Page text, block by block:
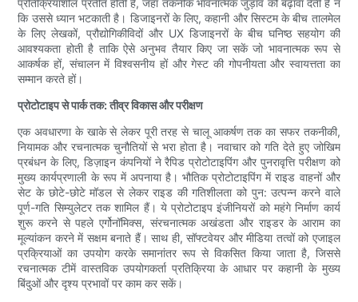
प्रतिक्रियाशील प्रतीत होती है, जहां तकनीक भावनात्मक जुड़ाव को बढ़ावा देती है न
कि उससे ध्यान भटकाती है। डिजाइनरों के लिए, कहानी और सिस्टम के बीच तालमेल
के लिए लेखकों, प्रौद्योगिकीविदों और UX डिजाइनरों के बीच घनिष्ठ सहयोग की
आवश्यकता होती है ताकि ऐसे अनुभव तैयार किए जा सकें जो भावनात्मक रूप से
आकर्षक हों, संचालन में विश्वसनीय हों और गेस्ट की गोपनीयता और स्वायत्तता का
सम्मान करते हों।
प्रोटोटाइप से पार्क तक: तीव्र विकास और परीक्षण
एक अवधारणा के खाके से लेकर पूरी तरह से चालू आकर्षण तक का सफर तकनीकी,
नियामक और रचनात्मक चुनौतियों से भरा होता है। नवाचार को गति देते हुए जोखिम
प्रबंधन के लिए, डिज़ाइन कंपनियों ने रैपिड प्रोटोटाइपिंग और पुनरावृत्ति परीक्षण को
मुख्य कार्यप्रणाली के रूप में अपनाया है। भौतिक प्रोटोटाइपिंग में राइड वाहनों और
सेट के छोटे-छोटे मॉडल से लेकर राइड की गतिशीलता को पुन: उत्पन्न करने वाले
पूर्ण-गति सिम्युलेटर तक शामिल हैं। ये प्रोटोटाइप इंजीनियरों को महंगे निर्माण कार्य
शुरू करने से पहले एर्गोनॉमिक्स, संरचनात्मक अखंडता और राइडर के आराम का
मूल्यांकन करने में सक्षम बनाते हैं। साथ ही, सॉफ्टवेयर और मीडिया तत्वों को एजाइल
प्रक्रियाओं का उपयोग करके समानांतर रूप से विकसित किया जाता है, जिससे
रचनात्मक टीमें वास्तविक उपयोगकर्ता प्रतिक्रिया के आधार पर कहानी के मुख्य
बिंदुओं और दृश्य प्रभावों पर काम कर सकें।